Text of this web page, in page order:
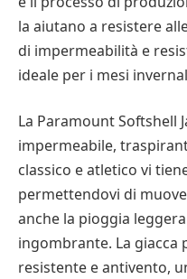
la aiutano a resistere
di impermeabilità e
ideale per i mesi
La Paramount Softshell
impermeabile,
classico e atletico vi
permettendovi di
anche la pioggia
ingombrante. La giacca
resistente e antivento,